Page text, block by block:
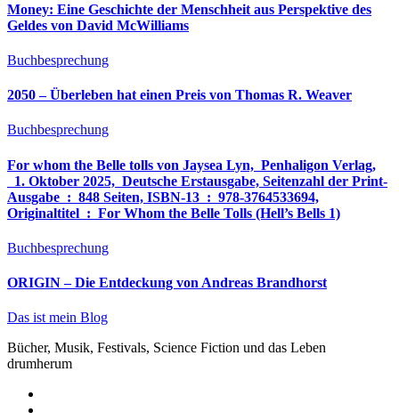
Money: Eine Geschichte der Menschheit aus Perspektive des
Geldes von David McWilliams
Buchbesprechung
2050 – Überleben hat einen Preis von Thomas R. Weaver
Buchbesprechung
For whom the Belle tolls von Jaysea Lyn, ‎ Penhaligon Verlag,
‎ 1. Oktober 2025, ‎ Deutsche Erstausgabe, Seitenzahl der Print-
Ausgabe ‏ : ‎ 848 Seiten, ISBN-13 ‏ : ‎ 978-3764533694,
Originaltitel ‏ : ‎ For Whom the Belle Tolls (Hell’s Bells 1)
Buchbesprechung
ORIGIN – Die Entdeckung von Andreas Brandhorst
Das ist mein Blog
Bücher, Musik, Festivals, Science Fiction und das Leben
drumherum